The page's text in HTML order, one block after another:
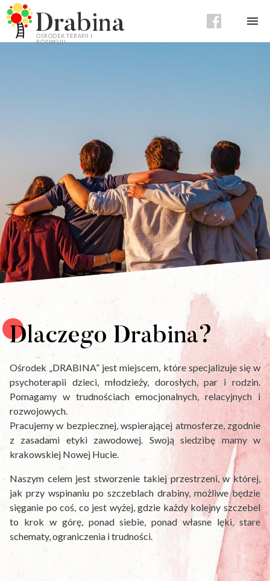
Drabina
OŚRODEK TERAPII I
ROZWOJU
Aktualności
Kontakt
Dlaczego Drabina?
Ośrodek „DRABINA” jest miejscem, które specjalizuje się w
psychoterapii dzieci, młodzieży, dorosłych, par i rodzin.
Pomagamy w trudnościach emocjonalnych, relacyjnych i
rozwojowych.
Pracujemy w bezpiecznej, wspierającej atmosferze, zgodnie
z zasadami etyki zawodowej. Swoją siedzibę mamy w
krakowskiej Nowej Hucie.
Naszym celem jest stworzenie takiej przestrzeni, w której,
jak przy wspinaniu po szczeblach drabiny, możliwe będzie
sięganie po coś, co jest wyżej, gdzie każdy kolejny szczebel
to krok w górę, ponad siebie, ponad własne lęki, stare
schematy, ograniczenia i trudności.